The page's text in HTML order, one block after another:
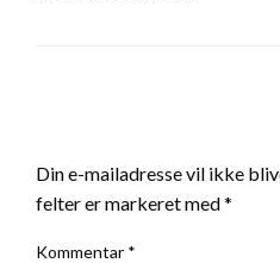
Din e-mailadresse vil ikke
felter er markeret med*
Kommentar *